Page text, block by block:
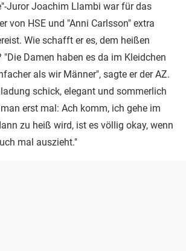
Juror Joachim Llambi war für das
von HSE und "Anni Carlsson" extra
Wie schafft er es, dem heißen
"Die Damen haben es da im Kleidchen
als wir Männer", sagte er der AZ.
schick, elegant und sommerlich
erst mal: Ach komm, ich gehe im
zu heiß wird, ist es völlig okay, wenn
mal auszieht."